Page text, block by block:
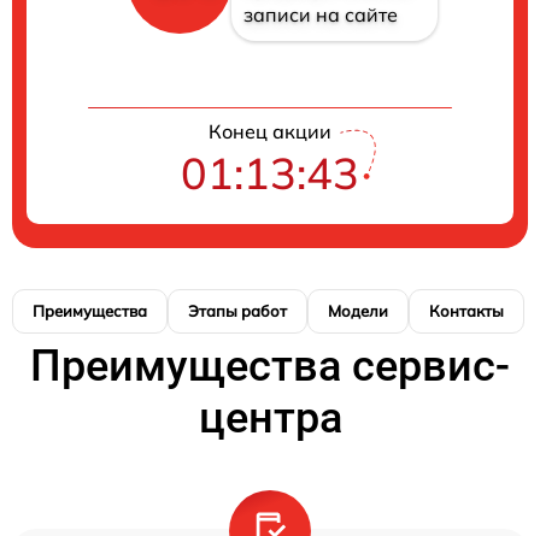
записи на сайте
Конец акции
01:13:42
Преимущества Этапы работ Модели Контакты
Преимущества сервис-
центра